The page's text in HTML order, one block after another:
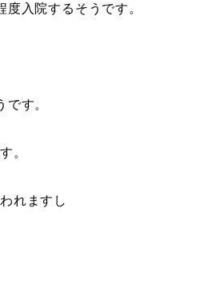
入院するそうです。
す。
。
れますし